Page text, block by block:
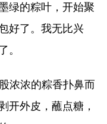
绿的粽叶，开始聚
好了。我无比兴
。
浓浓的粽香扑鼻而
开外皮，蘸点糖，